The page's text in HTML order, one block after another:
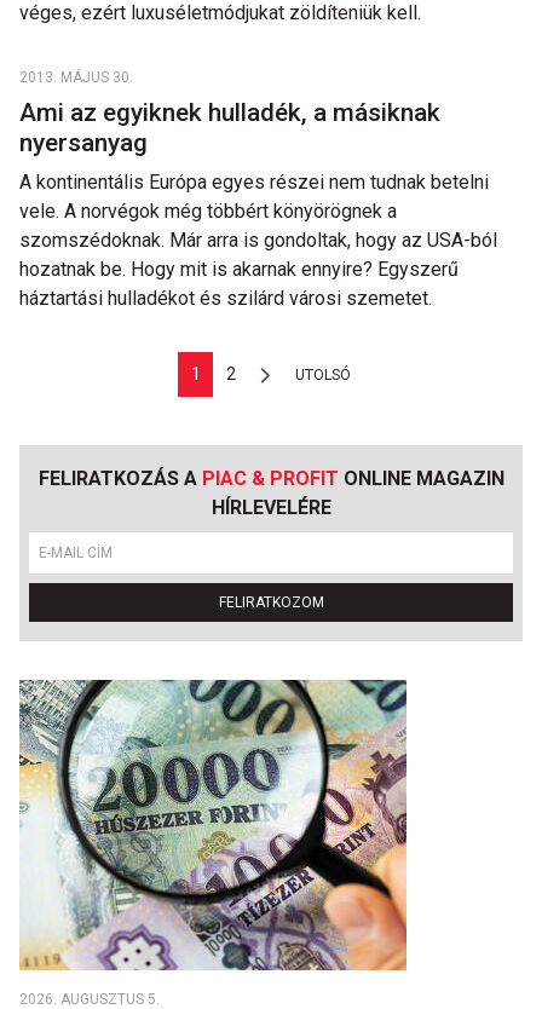
véges, ezért luxuséletmódjukat zöldíteniük kell.
2013. MÁJUS 30.
Ami az egyiknek hulladék, a másiknak
nyersanyag
A kontinentális Európa egyes részei nem tudnak betelni
vele. A norvégok még többért könyörögnek a
szomszédoknak. Már arra is gondoltak, hogy az USA-ból
hozatnak be. Hogy mit is akarnak ennyire? Egyszerű
háztartási hulladékot és szilárd városi szemetet.
1 2 UTOLSÓ
FELIRATKOZÁS A PIAC & PROFIT ONLINE MAGAZIN
HÍRLEVELÉRE
FELIRATKOZOM
2026. AUGUSZTUS 5.